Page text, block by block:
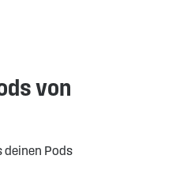
von
deinen Pods